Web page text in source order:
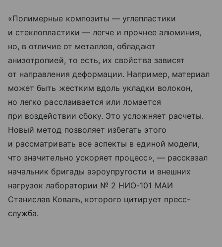
«Полимерные композиты — углепластики
и стеклопластики — легче и прочнее алюминия,
но, в отличие от металлов, обладают
анизотропией, то есть, их свойства зависят
от направления деформации. Например, материал
может быть жестким вдоль укладки волокон,
но легко расслаивается или ломается
при воздействии сбоку. Это усложняет расчеты.
Новый метод позволяет избегать этого
и рассматривать все аспекты в единой модели,
что значительно ускоряет процесс», — рассказал
начальник бригады аэроупругости и внешних
нагрузок лаборатории № 2 НИО-101 МАИ
Станислав Коваль, которого цитирует пресс-
служба.